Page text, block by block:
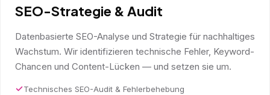
SEO-Strategie & Audit
Datenbasierte SEO-Analyse und Strategie für nachhaltiges
Wachstum. Wir identifizieren technische Fehler, Keyword-
Chancen und Content-Lücken — und setzen sie um.
Technisches SEO-Audit & Fehlerbehebung